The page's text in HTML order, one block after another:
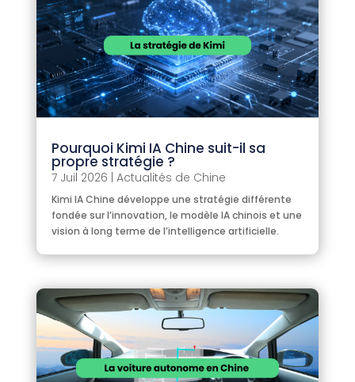
Pourquoi Kimi IA Chine suit-il sa
propre stratégie ?
7 Juil 2026 Actualités de Chine
Kimi IA Chine développe une stratégie différente
fondée sur l’innovation, le modèle IA chinois et une
vision à long terme de l’intelligence artificielle.